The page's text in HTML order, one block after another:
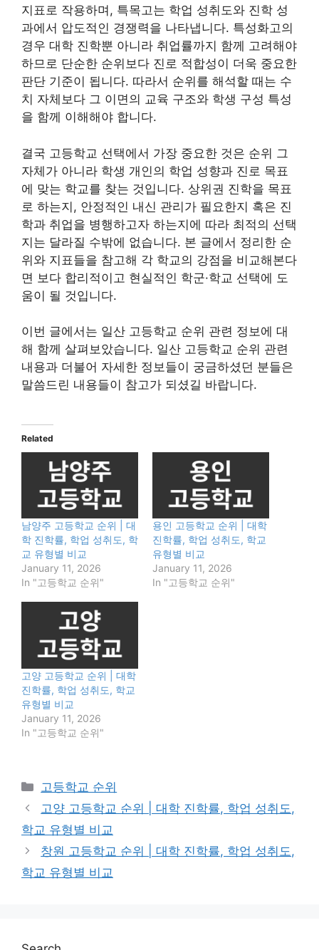
지표로 작용하며, 특목고는 학업 성취도와 진학 성
과에서 압도적인 경쟁력을 나타냅니다. 특성화고의
경우 대학 진학뿐 아니라 취업률까지 함께 고려해야
하므로 단순한 순위보다 진로 적합성이 더욱 중요한
판단 기준이 됩니다. 따라서 순위를 해석할 때는 수
치 자체보다 그 이면의 교육 구조와 학생 구성 특성
을 함께 이해해야 합니다.
결국 고등학교 선택에서 가장 중요한 것은 순위 그
자체가 아니라 학생 개인의 학업 성향과 진로 목표
에 맞는 학교를 찾는 것입니다. 상위권 진학을 목표
로 하는지, 안정적인 내신 관리가 필요한지 혹은 진
학과 취업을 병행하고자 하는지에 따라 최적의 선택
지는 달라질 수밖에 없습니다. 본 글에서 정리한 순
위와 지표들을 참고해 각 학교의 강점을 비교해본다
면 보다 합리적이고 현실적인 학군·학교 선택에 도
움이 될 것입니다.
이번 글에서는 일산 고등학교 순위 관련 정보에 대
해 함께 살펴보았습니다. 일산 고등학교 순위 관련
내용과 더불어 자세한 정보들이 궁금하셨던 분들은
말씀드린 내용들이 참고가 되셨길 바랍니다.
Related
남양주 고등학교 순위 | 대
학 진학률, 학업 성취도, 학
교 유형별 비교
January 11, 2026
In "고등학교 순위"
용인 고등학교 순위 | 대학
진학률, 학업 성취도, 학교
유형별 비교
January 11, 2026
In "고등학교 순위"
고양 고등학교 순위 | 대학
진학률, 학업 성취도, 학교
유형별 비교
January 11, 2026
In "고등학교 순위"
Categories
고등학교 순위
고양 고등학교 순위 | 대학 진학률, 학업 성취도,
학교 유형별 비교
창원 고등학교 순위 | 대학 진학률, 학업 성취도,
학교 유형별 비교